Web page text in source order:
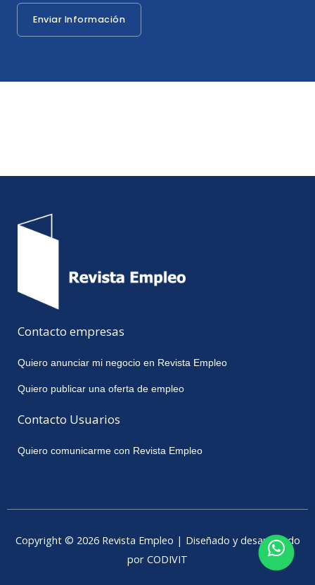
Enviar Información
Contacto empresas
Quiero anunciar mi negocio en Revista Empleo
Quiero publicar una oferta de empleo
Contacto Usuarios
Quiero comunicarme con Revista Empleo
Copyright © 2026 Revista Empleo | Diseñado y desarrollado
por CODIVIT